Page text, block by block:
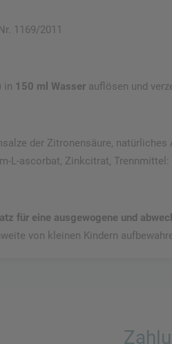
1169/2011
in 150 ml Wasser auflösen und
der Zitronensäure, natürliches
L-ascorbat, Zinkcitrat,
für eine ausgewogene und
von kleinen Kindern